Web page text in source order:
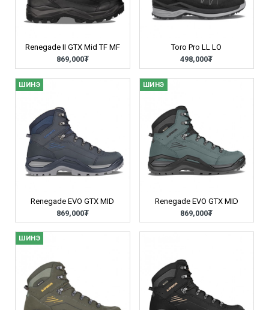
Renegade II GTX Mid TF MF
869,000₮
Toro Pro LL LO
498,000₮
ШИНЭ
Renegade EVO GTX MID
869,000₮
ШИНЭ
Renegade EVO GTX MID
869,000₮
ШИНЭ